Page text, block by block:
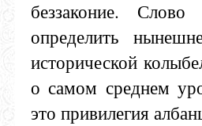
беззаконие.
определить
исторической
о самом среднем
это привилегия